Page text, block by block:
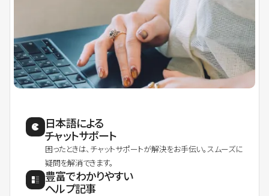
日本語による
チャットサポート
困ったときは、チャットサポートが解決をお手伝い。スムーズに
疑問を解消できます。
豊富でわかりやすい
ヘルプ記事